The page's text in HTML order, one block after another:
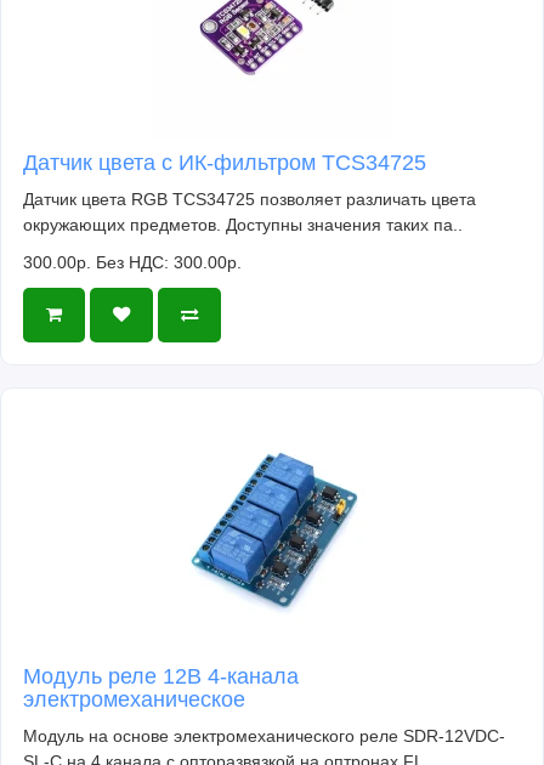
Датчик цвета с ИК-фильтром TCS34725
Датчик цвета RGB TCS34725 позволяет различать цвета
окружающих предметов. Доступны значения таких па..
300.00р. Без НДС: 300.00р.
Модуль реле 12В 4-канала
электромеханическое
Модуль на основе электромеханического реле SDR-12VDC-